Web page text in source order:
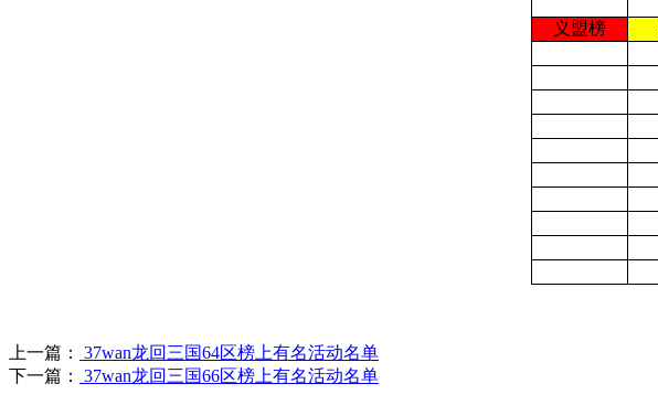
义盟榜
上一篇：
37wan龙回三国64区榜上有名活动名单
下一篇：
37wan龙回三国66区榜上有名活动名单